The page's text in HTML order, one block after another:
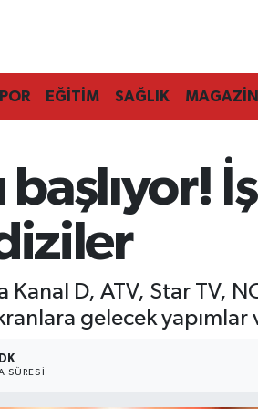
EĞİTİM SAĞLIK MAGAZİN
başlıyor!
D, ATV, Star TV,
gelecek yapımlar
SÜRESI